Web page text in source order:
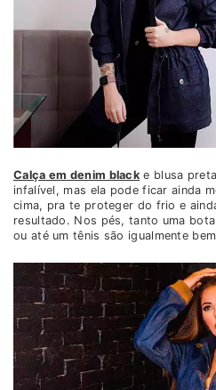
Calça em denim blacke blusa
infalível, mas ela pode ficar ainda
cima, pra te proteger do frio e
resultado. Nos pés, tanto uma
ou até um tênis são igualmente